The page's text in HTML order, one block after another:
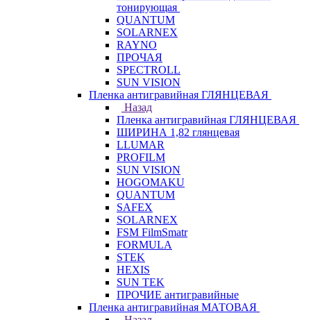
тонирующая
QUANTUM
SOLARNEX
RAYNO
ПРОЧАЯ
SPECTROLL
SUN VISION
Пленка антигравийная ГЛЯНЦЕВАЯ
Назад
Пленка антигравийная ГЛЯНЦЕВАЯ
ШИРИНА 1,82 глянцевая
LLUMAR
PROFILM
SUN VISION
HOGOMAKU
QUANTUM
SAFEX
SOLARNEX
FSM FilmSmatr
FORMULA
STEK
HEXIS
SUN TEK
ПРОЧИЕ антигравийные
Пленка антигравийная МАТОВАЯ